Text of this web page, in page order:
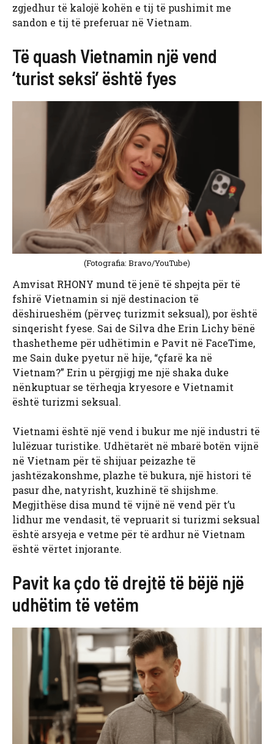
zgjedhur të kalojë kohën e tij të pushimit me
sandon e tij të preferuar në Vietnam.
Të quash Vietnamin një vend
‘turist seksi’ është fyes
(Fotografia: Bravo/YouTube)
Amvisat RHONY mund të jenë të shpejta për të
fshirë Vietnamin si një destinacion të
dëshirueshëm (përveç turizmit seksual), por është
sinqerisht fyese. Sai de Silva dhe Erin Lichy bënë
thashetheme për udhëtimin e Pavit në FaceTime,
me Sain duke pyetur në hije, “çfarë ka në
Vietnam?” Erin u përgjigj me një shaka duke
nënkuptuar se tërheqja kryesore e Vietnamit
është turizmi seksual.
Vietnami është një vend i bukur me një industri të
lulëzuar turistike. Udhëtarët në mbarë botën vijnë
në Vietnam për të shijuar peizazhe të
jashtëzakonshme, plazhe të bukura, një histori të
pasur dhe, natyrisht, kuzhinë të shijshme.
Megjithëse disa mund të vijnë në vend për t’u
lidhur me vendasit, të vepruarit si turizmi seksual
është arsyeja e vetme për të ardhur në Vietnam
është vërtet injorante.
Pavit ka çdo të drejtë të bëjë një
udhëtim të vetëm